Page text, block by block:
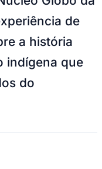
de
a história
indígena que
do